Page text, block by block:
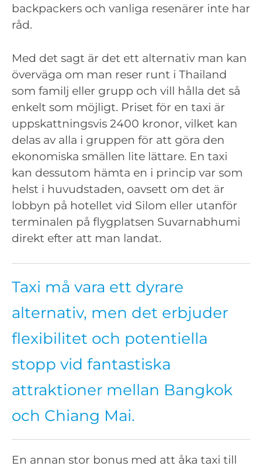
backpackers och vanliga resenärer inte har
råd.
Med det sagt är det ett alternativ man kan
överväga om man reser runt i Thailand
som familj eller grupp och vill hålla det så
enkelt som möjligt. Priset för en taxi är
uppskattningsvis 2400 kronor, vilket kan
delas av alla i gruppen för att göra den
ekonomiska smällen lite lättare. En taxi
kan dessutom hämta en i princip var som
helst i huvudstaden, oavsett om det är
lobbyn på hotellet vid Silom eller utanför
terminalen på flygplatsen Suvarnabhumi
direkt efter att man landat.
Taxi må vara ett dyrare
alternativ, men det erbjuder
flexibilitet och potentiella
stopp vid fantastiska
attraktioner mellan Bangkok
och Chiang Mai.
En annan stor bonus med att åka taxi till